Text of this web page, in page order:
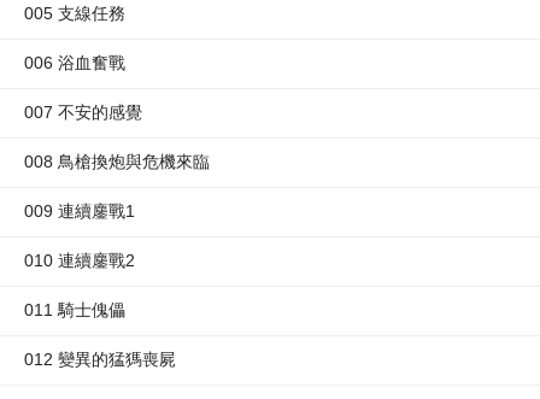
005 支線任務
006 浴血奮戰
007 不安的感覺
008 鳥槍換炮與危機來臨
009 連續鏖戰1
010 連續鏖戰2
011 騎士傀儡
012 變異的猛獁喪屍